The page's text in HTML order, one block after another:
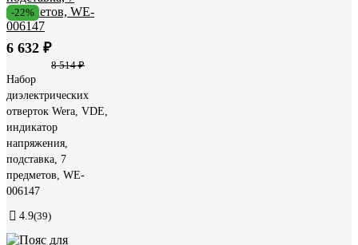
-22%
6 632 ₽
8 514 ₽
Набор
диэлектрических
отверток Wera, VDE,
индикатор
напряжения,
подставка, 7
предметов, WE-
006147
4.9(39)